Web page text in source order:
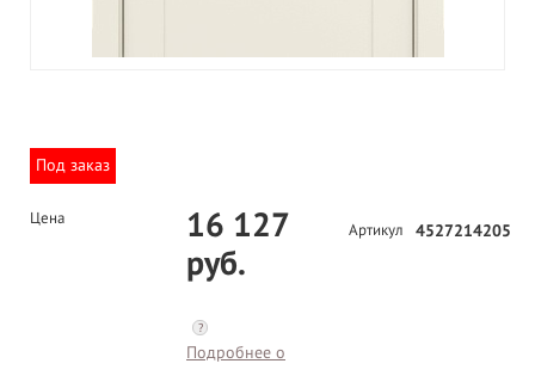
Под заказ
Цена
16 127
руб.
?
Подробнее о
Артикул 4527214205